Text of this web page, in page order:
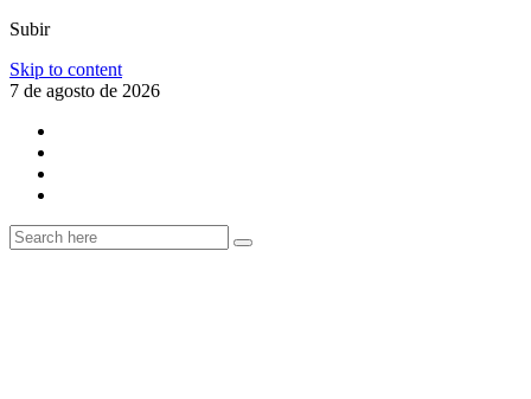
Subir
Skip to content
7 de agosto de 2026